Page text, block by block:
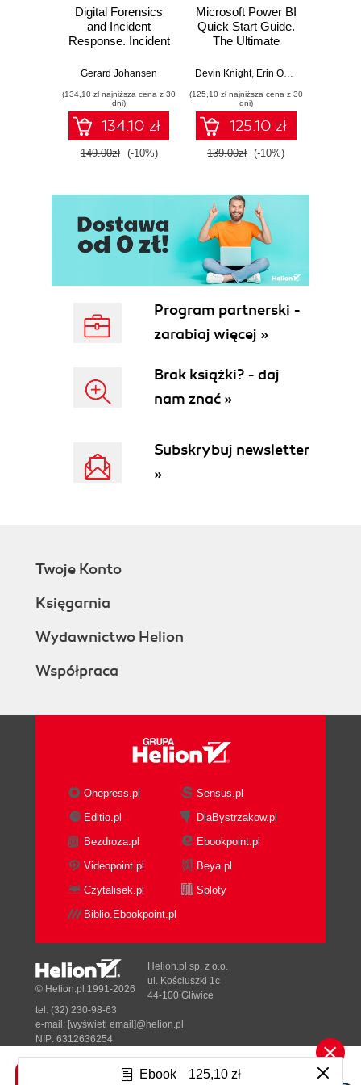
Digital Forensics
and Incident
Response. Incident
and techniques for
threat response -
Fourth Edition
Gerard Johansen
(134,10 zł najniższa cena z 30
dni)
134.10 zł
149.00zł (-10%)
Microsoft Power BI
Quick Start Guide.
The Ultimate
to Power BI, Data
Tools, and
Microsoft Fabric -
Fourth Edition
Devin Knight, Erin Ostrowsky
(125,10 zł najniższa cena z 30
dni)
125.10 zł
139.00zł (-10%)
Ebook 125,10 zł
Program partnerski -
zarabiaj więcej »
Brak książki? - daj
nam znać »
Subskrybuj newsletter
»
Twoje Konto
Księgarnia
Wydawnictwo Helion
Współpraca
Onepress.pl
Sensus.pl
Editio.pl
DlaBystrzakow.pl
Bezdroza.pl
Ebookpoint.pl
Videopoint.pl
Beya.pl
Czytalisek.pl
Sploty
Biblio.Ebookpoint.pl
Tonik.pl
© Helion.pl 1991-2026
Helion.pl sp. z o.o.
ul. Kościuszki 1c
44-100 Gliwice
tel. (32) 230-98-63
e-mail: [wyświetl email]@helion.pl
NIP: 6312636254